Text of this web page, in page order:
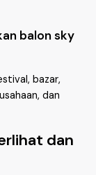
balon sky
bazar,
dan
dan